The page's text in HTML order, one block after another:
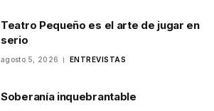
Teatro Pequeño es el arte de jugar en
serio
agosto 5, 2026 ENTREVISTAS
Soberanía inquebrantable